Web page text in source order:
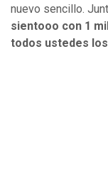
nuevo sencillo.
sientooo con 1
todos ustedes